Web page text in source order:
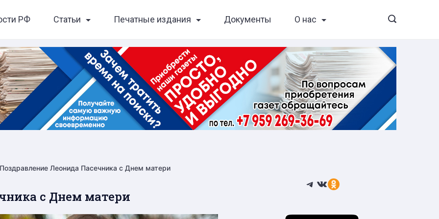
РФ Статьи Печатные издания Документы О нас
Поздравление Леонида Пасечника с Днем матери
с Днем матери
Telegram
ВКонтакте
Ссылка